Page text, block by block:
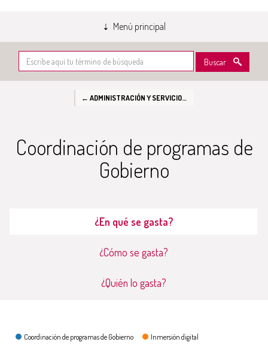
Menú principal
Buscar
← ADMINISTRACIÓN Y SERVICIOS GENERALES
Coordinación de programas de
Gobierno
¿En qué se gasta?
¿Cómo se gasta?
¿Quién lo gasta?
¿En qué se gasta?
Coordinación de programas de Gobierno
Inmersión digital